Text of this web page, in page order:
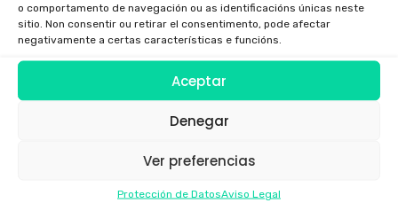
o comportamento de navegación ou as identificacións únicas neste
sitio. Non consentir ou retirar el consentimento, pode afectar
negativamente a certas características e funcións.
Aceptar
Denegar
Ver preferencias
Protección de DatosAviso Legal